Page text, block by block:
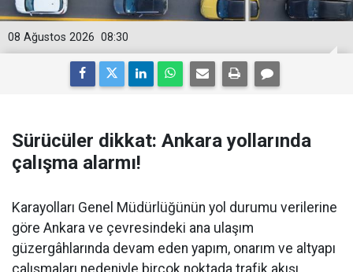
08:30
08 Ağustos 2026
Sürücüler dikkat: Ankara yollarında
çalışma alarmı!
Karayolları Genel Müdürlüğünün yol durumu verilerine
göre Ankara ve çevresindeki ana ulaşım
güzergâhlarında devam eden yapım, onarım ve altyapı
çalışmaları nedeniyle birçok noktada trafik akışı